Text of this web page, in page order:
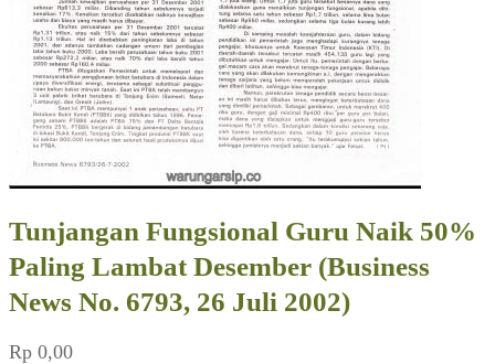
Tunjangan Fungsional Guru Naik 50%
Paling Lambat Desember (Business
News No. 6793, 26 Juli 2002)
Rp 0,00